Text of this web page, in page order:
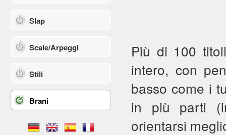
Slap
Scale/Arpeggi
Stili
Brani
Più di 100
intero, con
basso come i
in più parti
orientarsi